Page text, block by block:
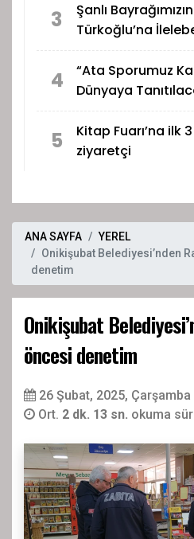
3
Şanlı
Türkoğlu’na
4
“Ata Sporumuz
Dünyaya
5
Kitap Fuarı’na ilk
ziyaretçi
ANA SAYFA
YEREL
Onikişubat Belediyesi’nden
denetim
Onikişubat
öncesi denetim
26 Şubat, 2025, Çarşamba
Ort. 2 dk. 13 sn. okuma